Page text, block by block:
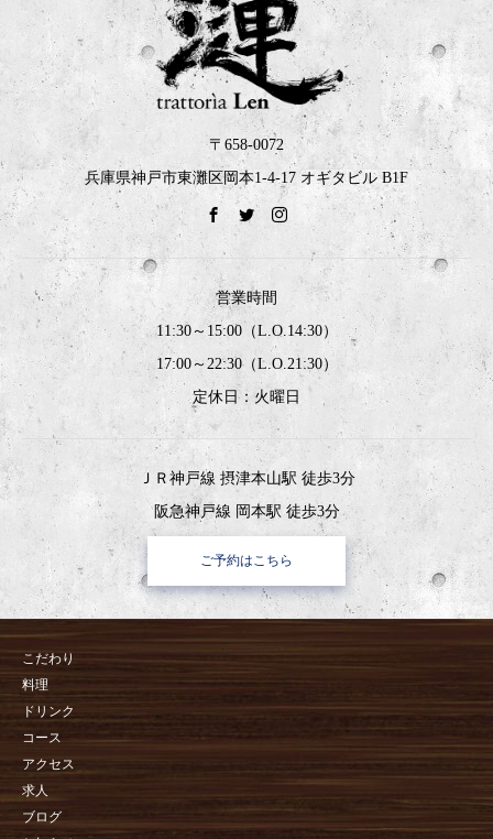
〒658-0072
兵庫県神戸市東灘区岡本1-4-17 オギタビル B1F
営業時間
11:30～15:00（L.O.14:30）
17:00～22:30（L.O.21:30）
定休日：火曜日
ＪＲ神戸線 摂津本山駅 徒歩3分
阪急神戸線 岡本駅 徒歩3分
ご予約はこちら
こだわり
料理
ドリンク
コース
アクセス
求人
ブログ